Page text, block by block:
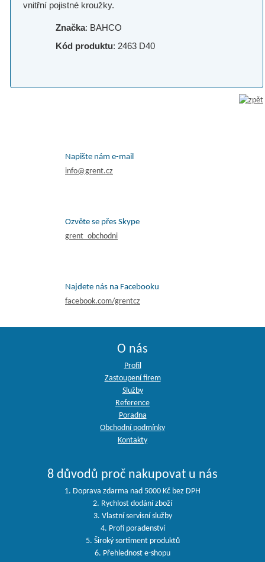
vnitřní pojistné kroužky.
Značka: BAHCO
Kód produktu: 2463 D40
Napište nám e-mail
info@grent.cz
Ozvěte se přes Skype
grent_obchodni
Najdete nás na Facebooku
facebook.com/grentcz
O nás
Profil
Zastoupení firem
Služby
Reference
Poradna
Obchodní podmínky
Kontakty
8 důvodů proč nakupovat u nás
1. Doprava zdarma nad 5000 Kč bez DPH
2. Rychlost dodání zboží
3. Vlastní servisní služby
4. Profi poradenství
5. Široký sortiment produktů
6. Přehlednost e-shopu